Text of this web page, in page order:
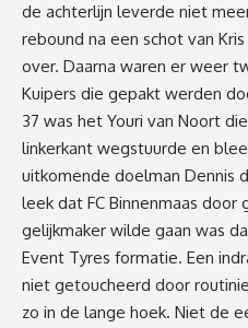
de achterlijn leverde niet
rebound na een schot van
over. Daarna waren er weer
Kuipers die gepakt werden
37 was het Youri van Noort
linkerkant wegstuurde en
uitkomende doelman Dennis
leek dat FC Binnenmaas door
gelijkmaker wilde gaan was
Event Tyres formatie. Een
niet getoucheerd door
zo in de lange hoek. Niet de